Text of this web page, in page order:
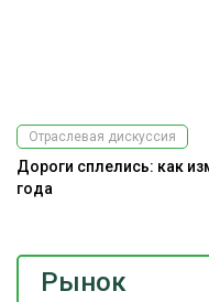
Рынок
Отраслевая дискуссия
Дороги сплелись: как
года